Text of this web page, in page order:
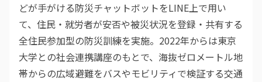
どが手がける防災チャットボットをLINE上で用い
て、住民・就労者が安否や被災状況を登録・共有する
全住民参加型の防災訓練を実施。2022年からは東京
大学との社会連携講座のもとで、海抜ゼロメートル地
帯からの広域避難をバスやモビリティで検証する交通